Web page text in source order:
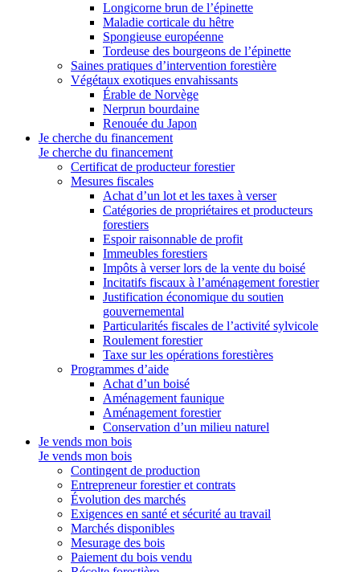
Longicorne brun de l’épinette
Maladie corticale du hêtre
Spongieuse européenne
Tordeuse des bourgeons de l’épinette
Saines pratiques d’intervention forestière
Végétaux exotiques envahissants
Érable de Norvège
Nerprun bourdaine
Renouée du Japon
Je cherche du financement
Je cherche du financement
Certificat de producteur forestier
Mesures fiscales
Achat d’un lot et les taxes à verser
Catégories de propriétaires et producteurs
forestiers
Espoir raisonnable de profit
Immeubles forestiers
Impôts à verser lors de la vente du boisé
Incitatifs fiscaux à l’aménagement forestier
Justification économique du soutien
gouvernemental
Particularités fiscales de l’activité sylvicole
Roulement forestier
Taxe sur les opérations forestières
Programmes d’aide
Achat d’un boisé
Aménagement faunique
Aménagement forestier
Conservation d’un milieu naturel
Je vends mon bois
Je vends mon bois
Contingent de production
Entrepreneur forestier et contrats
Évolution des marchés
Exigences en santé et sécurité au travail
Marchés disponibles
Mesurage des bois
Paiement du bois vendu